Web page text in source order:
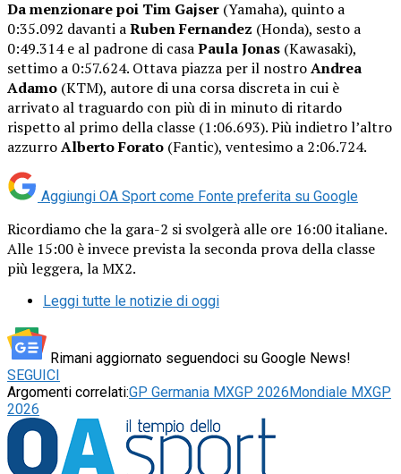
Da menzionare poi Tim Gajser (Yamaha), quinto a
0:35.092 davanti aRuben Fernandez (Honda), sesto a
0:49.314 e al padrone di casaPaula Jonas (Kawasaki),
settimo a 0:57.624. Ottava piazza per il nostroAndrea
Adamo (KTM), autore di una corsa discreta in cui è
arrivato al traguardo con più di in minuto di ritardo
rispetto al primo della classe (1:06.693). Più indietro l’altro
azzurroAlberto Forato (Fantic), ventesimo a 2:06.724.
Aggiungi OA Sport come Fonte preferita su Google
Ricordiamo che la gara-2 si svolgerà alle ore 16:00 italiane.
Alle 15:00 è invece prevista la seconda prova della classe
più leggera, la MX2.
Leggi tutte le notizie di oggi
Rimani aggiornato seguendoci su Google News!
SEGUICI
Argomenti correlati:GP Germania MXGP 2026Mondiale MXGP
2026